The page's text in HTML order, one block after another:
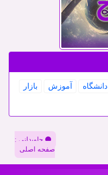
دانشگاه آموزش
بازار
جاویدانی :
صفحه اصلی